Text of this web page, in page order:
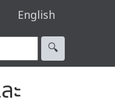
English
🔍︎
ะ